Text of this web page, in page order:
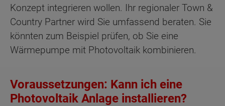
Konzept integrieren wollen. Ihr regionaler Town &
Country Partner wird Sie umfassend beraten. Sie
könnten zum Beispiel prüfen, ob Sie eine
Wärmepumpe mit Photovoltaik kombinieren.
Voraussetzungen: Kann ich eine
Photovoltaik Anlage installieren?